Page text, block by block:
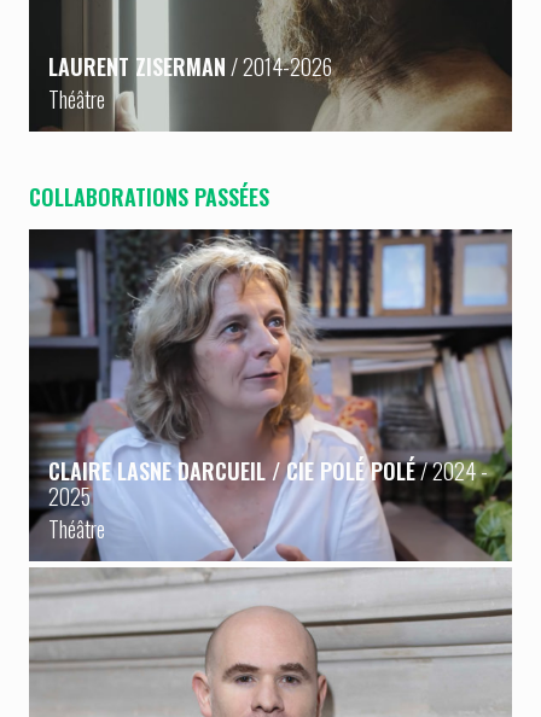
LAURENT ZISERMAN/ 2014-2026
Théâtre
COLLABORATIONS PASSÉES
CLAIRE LASNE DARCUEIL / CIE POLÉ POLÉ/ 2024 -
2025
Théâtre